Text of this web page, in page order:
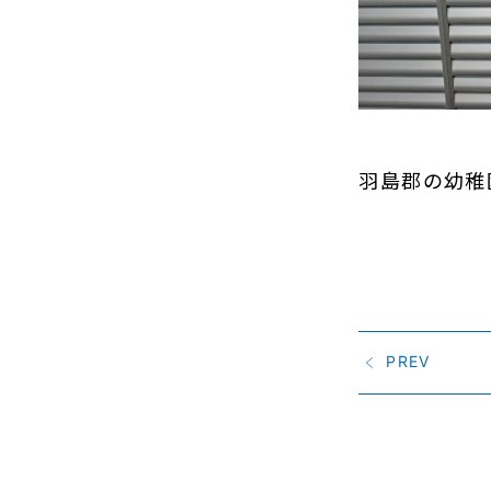
羽島郡の幼
PREV